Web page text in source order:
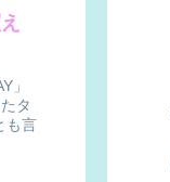
」
タ
も言